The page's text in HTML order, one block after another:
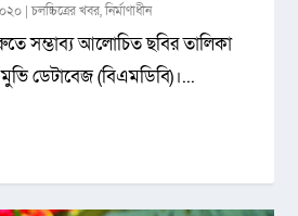
|চলচ্চিত্রের খবর,নির্মাণাধীন
সম্ভাব্য আলোচিত ছবির তালিকা
ডেটাবেজ (বিএমডিবি)।...